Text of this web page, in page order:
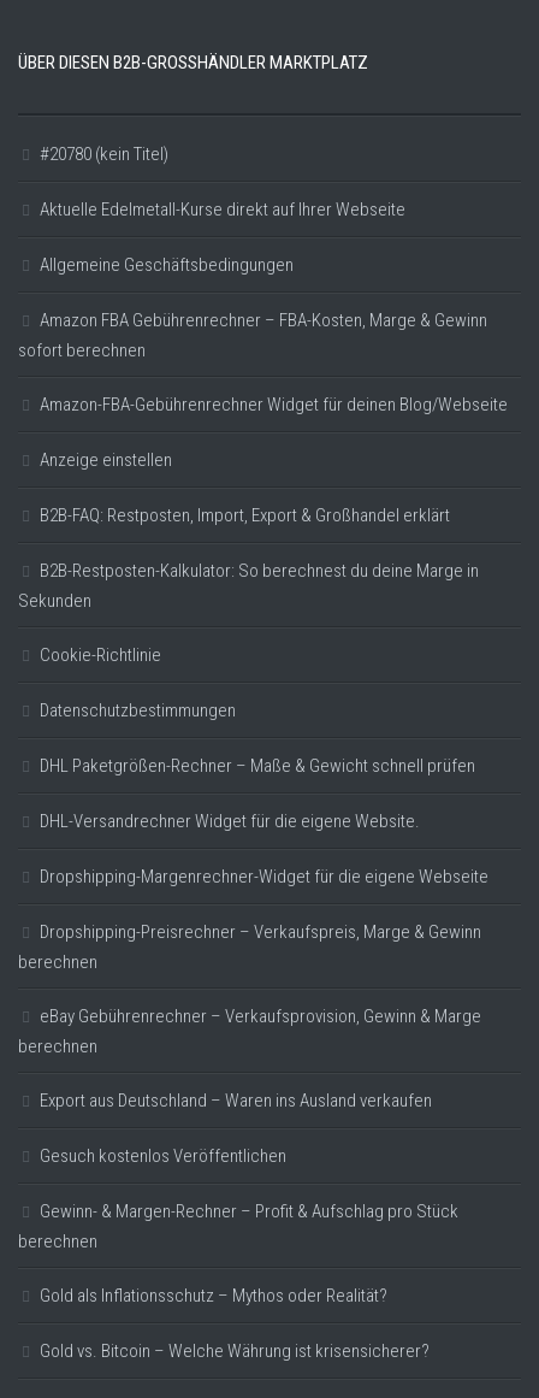
ÜBER DIESEN B2B-GROSSHÄNDLER MARKTPLATZ
#20780 (kein Titel)
Aktuelle Edelmetall-Kurse direkt auf Ihrer Webseite
Allgemeine Geschäftsbedingungen
Amazon FBA Gebührenrechner – FBA-Kosten, Marge & Gewinn
sofort berechnen
Amazon-FBA-Gebührenrechner Widget für deinen Blog/Webseite
Anzeige einstellen
B2B-FAQ: Restposten, Import, Export & Großhandel erklärt
B2B-Restposten-Kalkulator: So berechnest du deine Marge in
Sekunden
Cookie-Richtlinie
Datenschutzbestimmungen
DHL Paketgrößen-Rechner – Maße & Gewicht schnell prüfen
DHL-Versandrechner Widget für die eigene Website.
Dropshipping-Margenrechner-Widget für die eigene Webseite
Dropshipping-Preisrechner – Verkaufspreis, Marge & Gewinn
berechnen
eBay Gebührenrechner – Verkaufsprovision, Gewinn & Marge
berechnen
Export aus Deutschland – Waren ins Ausland verkaufen
Gesuch kostenlos Veröffentlichen
Gewinn- & Margen-Rechner – Profit & Aufschlag pro Stück
berechnen
Gold als Inflationsschutz – Mythos oder Realität?
Gold vs. Bitcoin – Welche Währung ist krisensicherer?